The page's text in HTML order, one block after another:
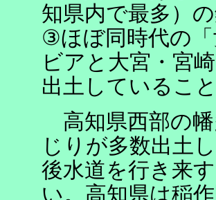
知県内で最多）
③ほぼ同時代の
ビアと大宮・宮
出土しているこ
高知県西部の幡
じりが多数出土
後水道を行き来
い。高知県は稲